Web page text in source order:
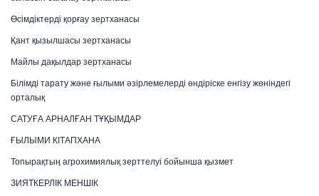
Өсімдіктерді қорғау зертханасы
Қант қызылшасы зертханасы
Майлы дақылдар зертханасы
Білімді тарату және ғылыми әзірлемелерді өндіріске енгізу жөніндегі
орталық
САТУҒА АРНАЛҒАН ТҰҚЫМДАР
ҒЫЛЫМИ КІТАПХАНА
Топырақтың агрохимиялық зерттелуі бойынша қызмет
ЗИЯТКЕРЛІК МЕНШІК